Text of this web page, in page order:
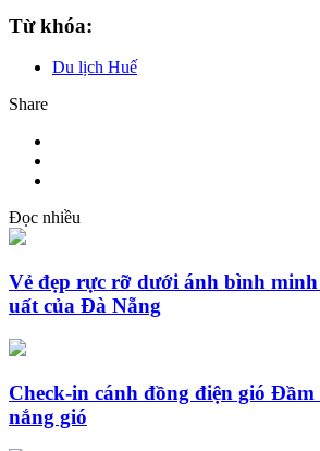
Từ khóa:
Du lịch Huế
Share
Đọc nhiều
Vẻ đẹp rực rỡ dưới ánh bình minh
uất của Đà Nẵng
Check-in cánh đồng điện gió
nắng gió